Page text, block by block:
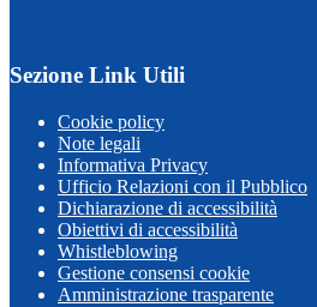
Sezione Link Utili
Cookie policy
Note legali
Informativa Privacy
Ufficio Relazioni con il Pubblico
Dichiarazione di accessibilità
Obiettivi di accessibilità
Whistleblowing
Gestione consensi cookie
Amministrazione trasparente